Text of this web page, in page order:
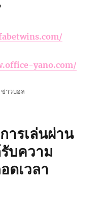
yano.com/
หมวด
ข่าวบอล
ารเล่นผ่าน
บความ
ดเวลา